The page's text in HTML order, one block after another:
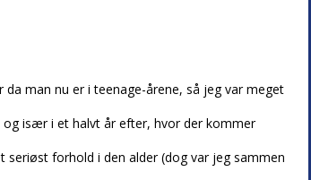
man nu er i teenage-årene, så jeg var meget
især i et halvt år efter, hvor der kommer
forhold i den alder (dog var jeg sammen